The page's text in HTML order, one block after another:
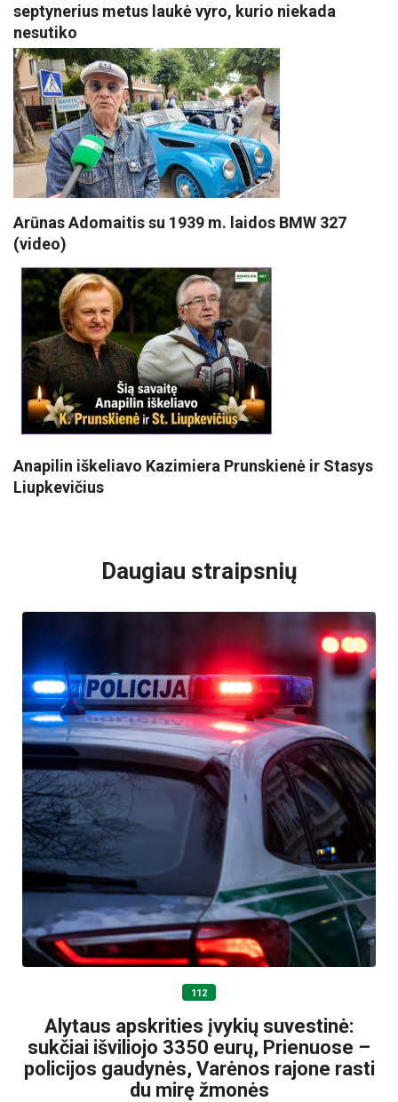
septynerius metus laukė vyro, kurio niekada
nesutiko
Arūnas Adomaitis su 1939 m. laidos BMW 327
(video)
Anapilin iškeliavo Kazimiera Prunskienė ir Stasys
Liupkevičius
Daugiau straipsnių
112
Alytaus apskrities įvykių suvestinė:
sukčiai išviliojo 3350 eurų, Prienuose –
policijos gaudynės, Varėnos rajone rasti
du mirę žmonės